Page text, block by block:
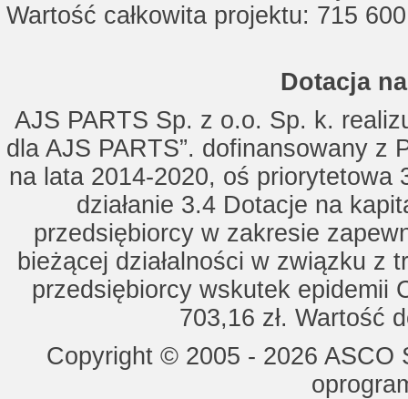
Wartość całkowita projektu: 715
Dotacja
AJS PARTS Sp. z o.o. Sp. k.
dla AJS PARTS”. dofinansowany z
na lata 2014-2020, oś priorytetowa
działanie 3.4 Dotacje na
przedsiębiorcy w zakresie
bieżącej działalności w związku z
przedsiębiorcy wskutek epidemii
703,16 zł. Wartość
Copyright © 2005 - 2026